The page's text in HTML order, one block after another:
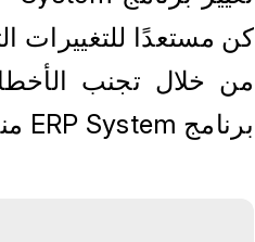
كن مستعدًا للتغييرات
برنامج ERP System مناسب لشركتك.